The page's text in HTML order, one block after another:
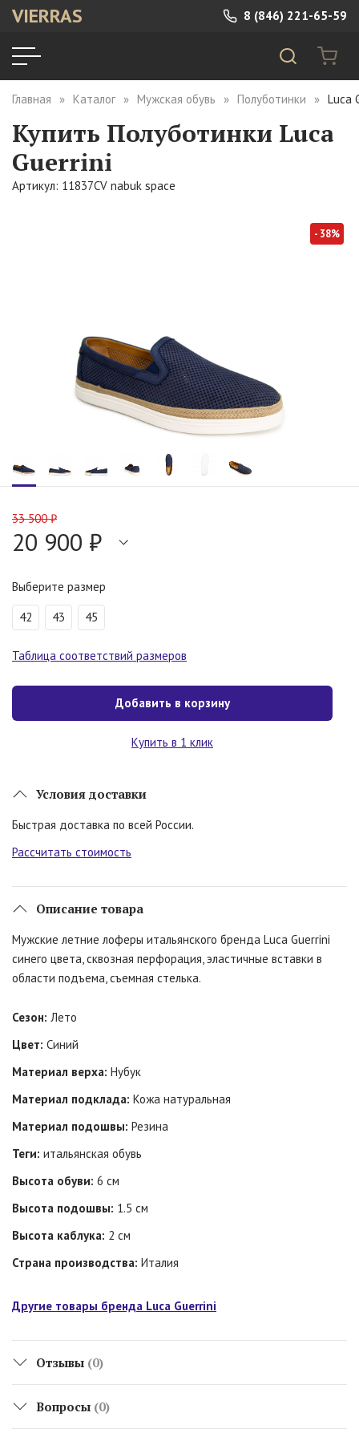
VIERRAS 8 (846) 221-65-59
Главная Каталог Мужская обувь Полуботинки Luca
Купить Полуботинки Luca
Guerrini
Артикул: 11837CV nabuk space
- 38%
33 500 ₽
20 900 ₽
Выберите размер
42 43 45
Таблица соответствий размеров
Добавить в корзину
Купить в 1 клик
Условия доставки
Быстрая доставка по всей России.
Рассчитать стоимость
Описание товара
Мужские летние лоферы итальянского бренда Luca Guerrini
синего цвета, сквозная перфорация, эластичные вставки в
области подъема, съемная стелька.
Сезон: Лето
Цвет: Синий
Материал верха: Нубук
Материал подклада: Кожа натуральная
Материал подошвы: Резина
Теги: итальянская обувь
Высота обуви: 6 см
Высота подошвы: 1.5 см
Высота каблука: 2 см
Страна производства: Италия
Другие товары бренда Luca Guerrini
Отзывы (0)
Вопросы (0)